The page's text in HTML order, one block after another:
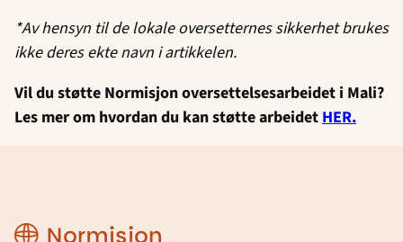
*Av hensyn til de lokale oversetternes sikkerhet brukes
ikke deres ekte navn i artikkelen.
Vil du støtte Normisjon oversettelsesarbeidet i Mali?
Les mer om hvordan du kan støtte arbeidet HER.
Normisjon